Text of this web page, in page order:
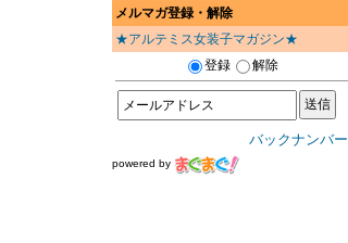
メルマガ登録・解除
★アルテミス女装子マガジン★
登録
解除
バックナンバー
powered by